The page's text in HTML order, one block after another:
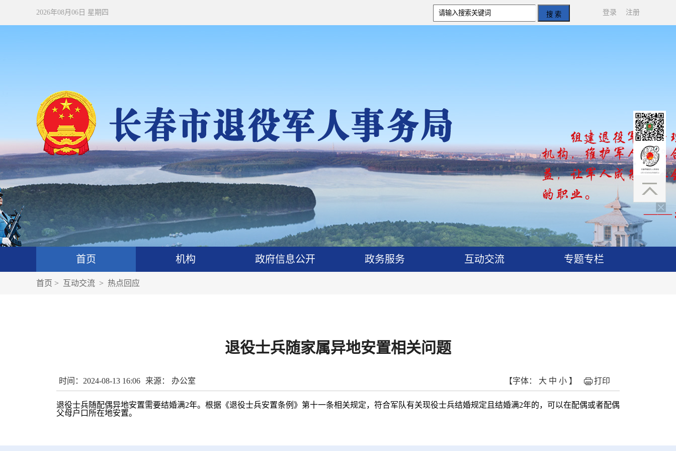
2026年08月06日 星期四 登录 注册
首页 机构 政府信息公开 政务服务 互动交流 专题专栏
首页 > 互动交流 > 热点回应
退役士兵随家属异地安置相关问题
时间：2024-08-13 16:06 来源： 办公室 【字体： 大 中 小 】 打印
退役士兵随配偶异地安置需要结婚满2年。根据《退役士兵安置条例》第十一条相关规定，符合军队有关现役士兵结婚规定且结婚满2年的，可以在配偶或者配偶
父母户口所在地安置。